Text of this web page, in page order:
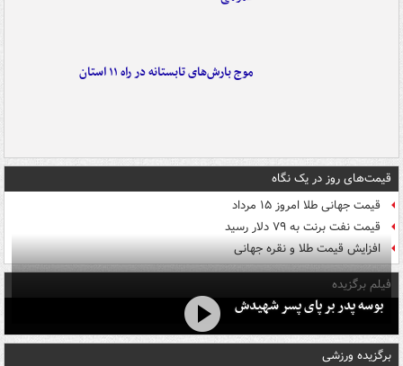
موج بارش‌های تابستانه در راه ۱۱ استان
قیمت‌های روز در یک نگاه
قیمت جهانی طلا امروز ۱۵ مرداد
قیمت نفت برنت به ۷۹ دلار رسید
افزایش قیمت طلا و نقره جهانی
فیلم برگزیده
بوسه‌ پدر بر پای پسر شهیدش
برگزیده ورزشی